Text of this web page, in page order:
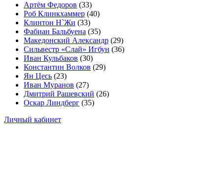
Артём Федоров (33)
Роб Клинкхаммер (40)
Клинтон Н`Жи (33)
Фабиан Бальбуена (35)
Македонский Александр (29)
Сильвестр «Слай» Игбун (36)
Иван Кульбаков (30)
Константин Волков (29)
Ян Цесь (23)
Иван Муранов (27)
Дмитрий Рашевский (26)
Оскар Линдберг (35)
Личный кабинет